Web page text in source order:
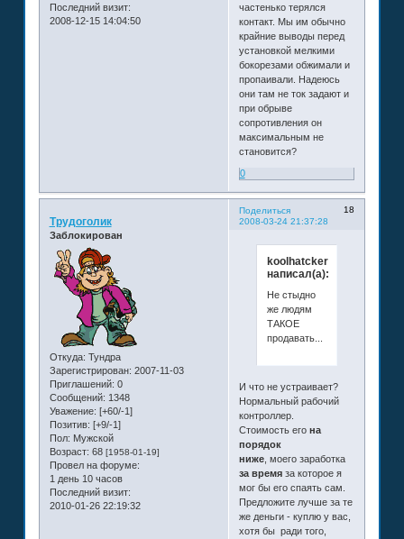
Последний визит:
2008-12-15 14:04:50
частенько терялся
контакт. Мы им обычно
крайние выводы перед
установкой мелкими
бокорезами обжимали и
пропаивали. Надеюсь
они там не ток задают и
при обрыве
сопротивления он
максимальным не
становится?
0
Поделиться
18
2008-03-24 21:37:28
Трудоголик
Заблокирован
Откуда: Тундра
Зарегистрирован: 2007-11-03
Приглашений: 0
Сообщений: 1348
Уважение: [+60/-1]
Позитив: [+9/-1]
Пол: Мужской
Возраст: 68 [1958-01-19]
Провел на форуме:
1 день 10 часов
Последний визит:
2010-01-26 22:19:32
koolhatcker
написал(а):
Не стыдно
же людям
ТАКОЕ
продавать...
И что не устраивает?
Нормальный рабочий
контроллер.
Стоимость его на
порядок
ниже, моего заработка
за время за которое я
мог бы его спаять сам.
Предложите лучше за те
же деньги - куплю у вас,
хотя бы ради того,